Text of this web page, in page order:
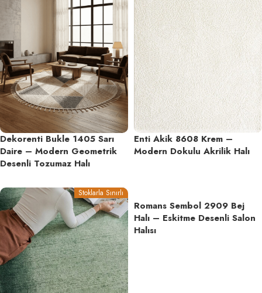
Dekorenti Bukle 1405 Sarı
Daire – Modern Geometrik
Desenli Tozumaz Halı
Enti Akik 8608 Krem –
Modern Dokulu Akrilik Halı
Stoklarla Sınırlı
Romans Sembol 2909 Bej
Halı – Eskitme Desenli Salon
Halısı